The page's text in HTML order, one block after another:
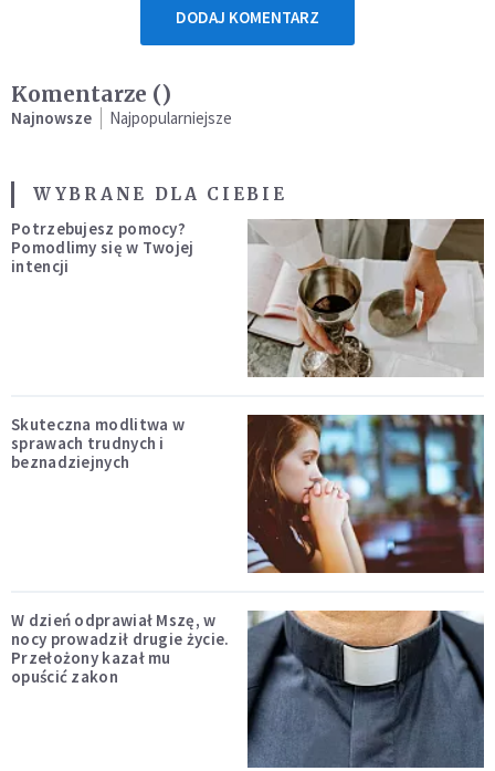
DODAJ KOMENTARZ
Komentarze ()
Najnowsze Najpopularniejsze
WYBRANE DLA CIEBIE
Potrzebujesz pomocy?
Pomodlimy się w Twojej
intencji
Skuteczna modlitwa w
sprawach trudnych i
beznadziejnych
W dzień odprawiał Mszę, w
nocy prowadził drugie życie.
Przełożony kazał mu
opuścić zakon